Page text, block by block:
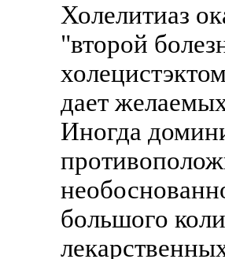
Холелитиаз
"второй
дает
Иногда
большого